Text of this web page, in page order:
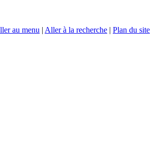
au menu | Aller à la recherche | Plan du site